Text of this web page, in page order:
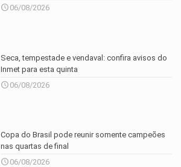
06/08/2026
Seca, tempestade e vendaval: confira avisos do
Inmet para esta quinta
06/08/2026
Copa do Brasil pode reunir somente campeões
nas quartas de final
06/08/2026